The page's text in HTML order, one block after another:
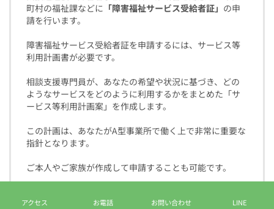
町村の福祉課などに 「障害福祉サービス受給者証」 の申
請を行います。
障害福祉サービス受給者証を申請するには、サービス等
利用計画書が必要です。
相談支援専門員が、あなたの希望や状況に基づき、どの
ようなサービスをどのように利用するかをまとめた「サ
ービス等利用計画案」を作成します。
この計画は、あなたがA型事業所で働く上で非常に重要な
指針となります。
ご本人やご家族が作成して申請することも可能です。
されます。
アクセス お電話 お問い合わせ LINE